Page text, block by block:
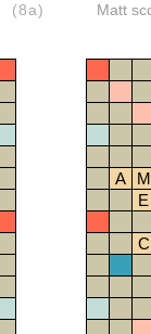
(8a) Matt
A
M
E
C